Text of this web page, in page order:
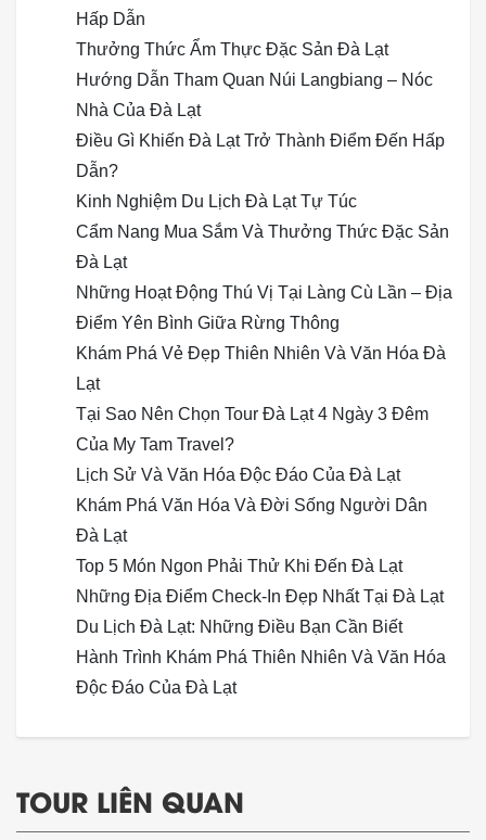
Hấp Dẫn
Thưởng Thức Ẩm Thực Đặc Sản Đà Lạt
Hướng Dẫn Tham Quan Núi Langbiang – Nóc
Nhà Của Đà Lạt
Điều Gì Khiến Đà Lạt Trở Thành Điểm Đến Hấp
Dẫn?
Kinh Nghiệm Du Lịch Đà Lạt Tự Túc
Cẩm Nang Mua Sắm Và Thưởng Thức Đặc Sản
Đà Lạt
Những Hoạt Động Thú Vị Tại Làng Cù Lần – Địa
Điểm Yên Bình Giữa Rừng Thông
Khám Phá Vẻ Đẹp Thiên Nhiên Và Văn Hóa Đà
Lạt
Tại Sao Nên Chọn Tour Đà Lạt 4 Ngày 3 Đêm
Của My Tam Travel?
Lịch Sử Và Văn Hóa Độc Đáo Của Đà Lạt
Khám Phá Văn Hóa Và Đời Sống Người Dân
Đà Lạt
Top 5 Món Ngon Phải Thử Khi Đến Đà Lạt
Những Địa Điểm Check-In Đẹp Nhất Tại Đà Lạt
Du Lịch Đà Lạt: Những Điều Bạn Cần Biết
Hành Trình Khám Phá Thiên Nhiên Và Văn Hóa
Độc Đáo Của Đà Lạt
TOUR LIÊN QUAN